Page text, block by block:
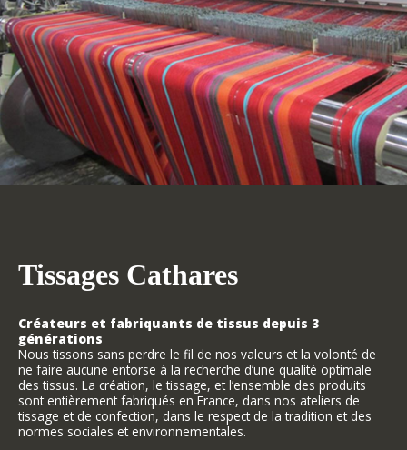
Tissages Cathares
Créateurs et fabriquants de tissus depuis 3
générations
Nous tissons sans perdre le fil de nos valeurs et la volonté de
ne faire aucune entorse à la recherche d’une qualité optimale
des tissus. La création, le tissage, et l’ensemble des produits
sont entièrement fabriqués en France, dans nos ateliers de
tissage et de confection, dans le respect de la tradition et des
normes sociales et environnementales.